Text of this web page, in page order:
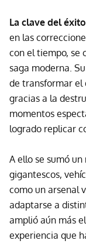
La clave del
en las
con el tiempo, se
saga moderna.
de transformar el
gracias a la
momentos
logrado replicar
A ello se sumó
gigantescos,
como un arsenal
adaptarse a
amplió aún más
experiencia que